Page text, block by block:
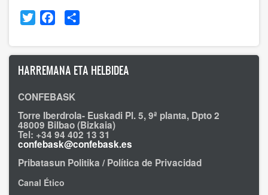
Twitter Facebook
HARREMANA ETA HELBIDEA
CONFEBASK
Torre Iberdrola- Euskadi Pl. 5, 9ª planta, Dpto 2
48009 Bilbao (Bizkaia)
Tel: +34 94 402 13 31
confebask@confebask.es
Pribatasun Politika / Política de Privacidad
Canal Ético